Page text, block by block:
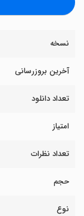
نسخه
آخرین بروزرسانی
تعداد دانلود
امتیاز
تعداد نظرات
حجم
نوع